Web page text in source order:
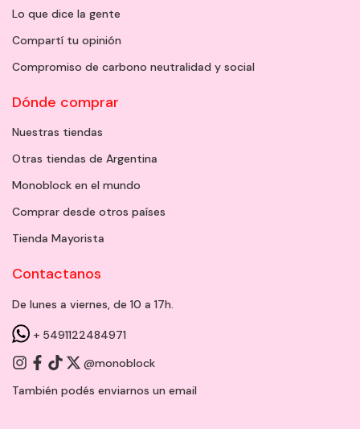
Lo que dice la gente
Compartí tu opinión
Compromiso de carbono neutralidad y social
Dónde comprar
Nuestras tiendas
Otras tiendas de Argentina
Monoblock en el mundo
Comprar desde otros países
Tienda Mayorista
Contactanos
De lunes a viernes, de 10 a 17h.
+ 5491122484971
@monoblock
También podés enviarnos un email